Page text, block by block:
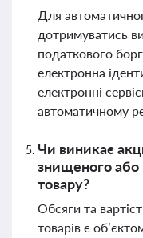
Для
дотримуватись
податкового
електронна
електронні
автоматичному
Чи виникає
знищеного або
товару?
Обсяги та
товарів є